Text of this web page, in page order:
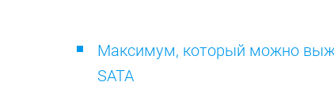
Максимум, который можно
SATA